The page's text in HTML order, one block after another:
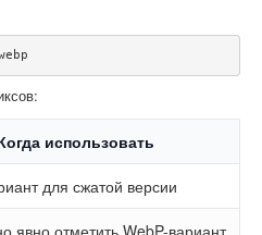
использовать
для сжатой версии
явно отметить WebP-вариант